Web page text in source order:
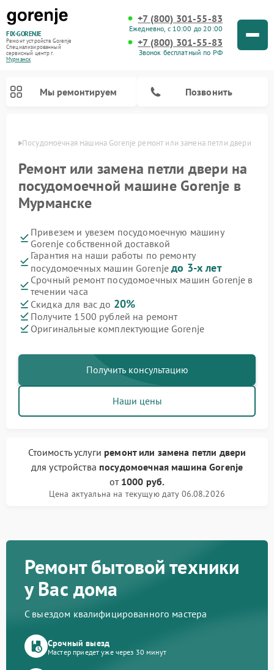
FIX-GORENJE
Ремонт устройств Gorenje
Специализированный
cервисный центр г.
Мурманск
+7 (800) 301-55-83
Ежедневно, с 10:00 до 20:00
+7 (800) 301-55-83
Звонок бесплатный по РФ
Мы ремонтируем Позвонить
Посудомоечная машина Gorenje ремонт или замена петли двери
Ремонт или замена петли двери на
посудомоечной машине Gorenje в
Мурманске
Привезем и увезем посудомоечную машину
Gorenje собственной доставкой
Гарантия на наши работы по ремонту
посудомоечных машин Gorenjeдо 3-х лет
Срочный ремонт посудомоечных машин Gorenje в
течении часа
Скидка для вас до 20%
Получите 1500 рублей на ремонт
Оригинальные комплектующие Gorenje
Получить консультацию
Наши цены
Стоимость услуги ремонт или замена петли двери
для устройства посудомоечная машина Gorenje
от 1000 руб.
Цена актуальна на текущую дату 06.08.2026
Ремонт бытовой техники
у Вас дома
С выездом квалифицированного мастера
Срочный выезд
Мастер приедет уже через 30 минут